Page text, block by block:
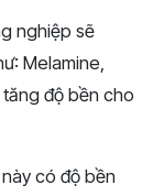
nghiệp sẽ
Melamine,
tăng độ bền cho
có độ bền